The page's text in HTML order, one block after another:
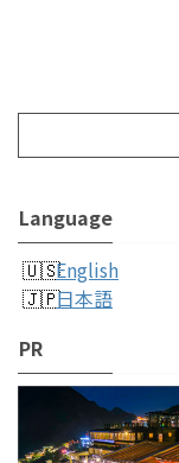
Language
English
日本語
PR